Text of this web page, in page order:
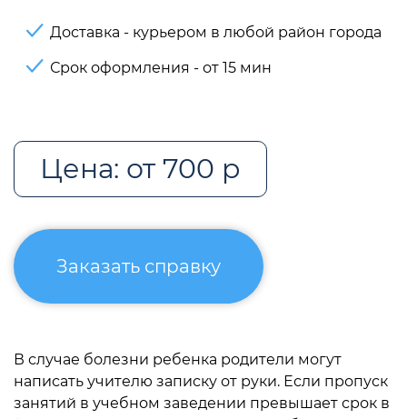
Доставка - курьером в любой район города
Срок оформления - от 15 мин
Цена: от 700 р
Заказать справку
В случае болезни ребенка родители могут
написать учителю записку от руки. Если пропуск
занятий в учебном заведении превышает срок в